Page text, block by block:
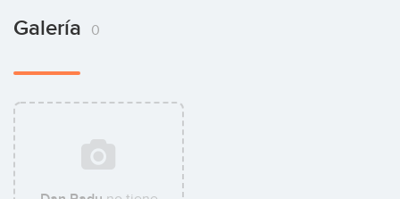
Galería 0